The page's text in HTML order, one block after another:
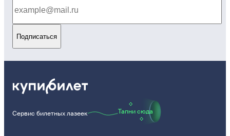
Подписаться
Сервис билетных лазеек Тапни сюда